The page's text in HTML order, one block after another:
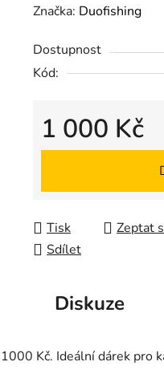
hodnocení
je
0,0
hvězdiček.
Značka: Duofishing
Dostupnost
Kód:
1 000 Kč
Měrná cena:
Tisk Zeptat
Sdílet
Diskuze
Kč. Ideální dárek pro